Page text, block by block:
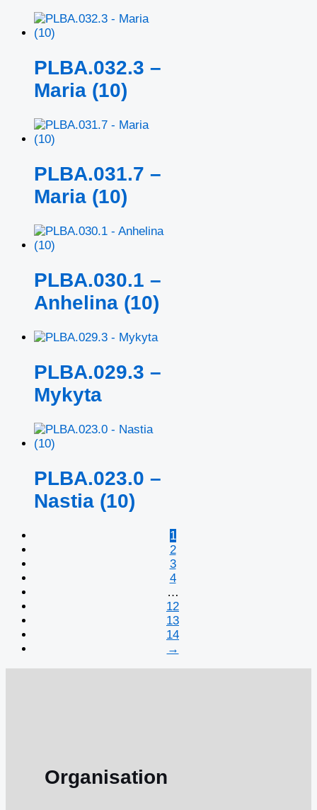
PLBA.032.3 –
Maria (10)
PLBA.031.7 –
Maria (10)
PLBA.030.1 –
Anhelina (10)
PLBA.029.3 –
Mykyta
PLBA.023.0 –
Nastia (10)
1
2
3
4
…
12
13
14
→
Organisation